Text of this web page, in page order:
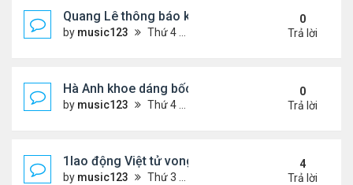
Quang Lê thông báo khẩn cấp
by music123 Thứ 4 Tháng 7 29, 2026 5:52 pm
0
Trả lời
Hà Anh khoe dáng bốc lửa của ở Maldives
by music123 Thứ 4 Tháng 7 29, 2026 5:48 pm
0
Trả lời
1lao động Việt tử vong trong trận động đất ở Nhật
by music123 Thứ 3 Tháng 7 28, 2026 4:16 pm
4
Trả lời